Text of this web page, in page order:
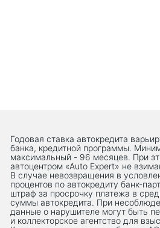
Годовая ставка автокредита
банка, кредитной программы.
максимальный - 96 месяцев. При
автоцентром «Auto Expert» не
В случае невозвращения в
процентов по автокредиту банк-
штраф за просрочку платежа в
суммы автокредита. При
данные о нарушителе могут быть
и коллекторское агентство для